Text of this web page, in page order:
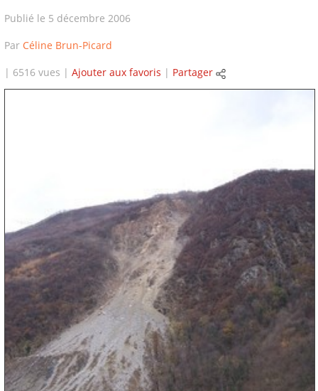
Publié le 5 décembre 2006
Par Céline Brun-Picard
| 6516 vues | Ajouter aux favoris | Partager